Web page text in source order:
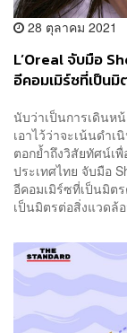
28 ตุลาคม 2021
L’Oreal จับมือ
อีคอมเมิร์ซที่เป็น
นับว่าเป็นการเดินห
เอาไว้ว่าจะเน้นดำเ
ตอกย้ำถึงวิสัยทัศน์เ
ประเทศไทย จับมือ
อีคอมเมิร์ซที่เป็นมิต
เป็นมิตรต่อสิ่งแวดล้